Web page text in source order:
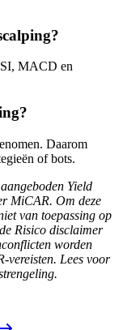
MACD en
Daarom
of bots.
Yield
MiCAR. Om deze
van toepassing op
Risico disclaimer
worden
vereisten. Lees voor